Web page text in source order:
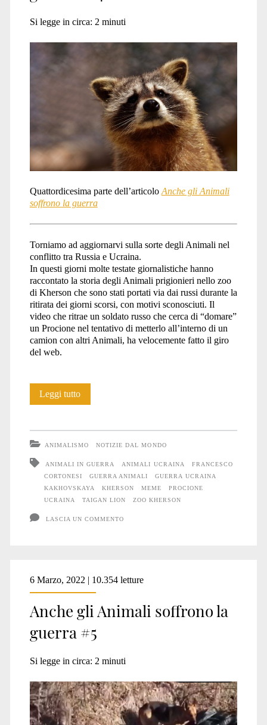
Si legge in circa: 2 minuti
Quattordicesima parte dell’articolo Anche gli Animali
soffrono la guerra
Torniamo ad aggiornarvi sulla sorte degli Animali nel
conflitto tra Russia e Ucraina.
In questi giorni molte testate giornalistiche hanno
raccontato la storia degli Animali prigionieri nello zoo
di Kherson che sono stati portati via dai russi durante la
ritirata dei giorni scorsi, con motivi sconosciuti. Il
video che ritrae un soldato russo che cerca di “domare”
un Procione nel tentativo di metterlo all’interno di un
camion con altri Animali, ha velocemente fatto il giro
del web.
Leggi tuttoAnche
la
guerra
#14
ANIMALISMO NOTIZIE DAL MONDO
ANIMALI IN GUERRA ANIMALI UCRAINA
FRANCESCO
CORTONESI
GUERRA ANIMALI
GUERRA UCRAINA
KAKHOVSKAYA
KHERSON MEME
PROCIONE
UCRAINA
TAIGAN LION ZOO KHERSON
LASCIA UN COMMENTO
6 Marzo, 2022 | 10.354 letture
Anche gli Animali soffrono la
guerra #5
Si legge in circa: 2 minuti